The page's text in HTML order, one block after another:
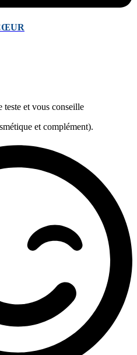
teste et vous conseille
et complément).